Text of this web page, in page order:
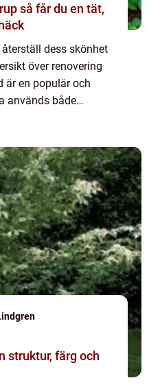
tät,
dess skönhet
över renovering
är en populär och
används både